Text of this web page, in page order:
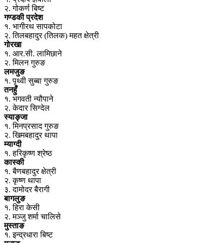
२. गोकर्ण बिष्ट
गण्डकी प्रदेश
१. भागीरथ सापकोटा
२. तिलबहादुर (तिलक) महत क्षेत्री
गोरखा
१. आर.सी. लामिछाने
२. मिलन गुरुङ
लमजुङ
१. पृथ्वी सुब्बा गुरुङ
तनहुँ
१. भगवती न्यौपाने
२. केदार सिग्देल
स्याङ्जा
१. मिनप्रसाद गुरुङ
२. खिमबहादुर थापा
म्याग्दी
१. हरिकृष्ण श्रेष्ठ
कास्की
१. बैणबहादुर क्षेत्री
२. कृष्ण थापा
३. दामोदर बैरागी
बागलुङ
१. हिरा केसी
२. मञ्जु शर्मा चालिसे
मुस्ताङ
१. इन्द्रधारा बिष्ट